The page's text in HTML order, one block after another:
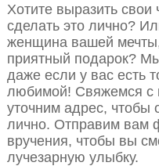
Хотите выразить свои
сделать это лично?
женщина вашей
приятный подарок?
даже если у вас есть
любимой! Свяжемся с
уточним адрес, чтобы
лично. Отправим вам
вручения, чтобы вы
лучезарную улыбку.